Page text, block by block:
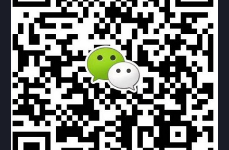
资料下载 视频中心
常见问题
购买流程 版权条款
北京乾行捷通荣获阿里巴巴国际站多项年度荣誉，持续引
领ICT与AI行业发展